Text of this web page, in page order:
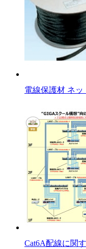
電線保護材 ネッ
Cat6A配線に関